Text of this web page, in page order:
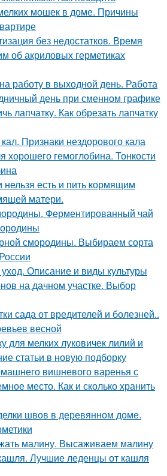
мошек в доме. Причины
без недостатков. Время
об акриловых герметиках
работу в выходной день. Работа
день при сменном графике
лапчатку. Как обрезать лапчатку
Признаки нездорового кала
хорошего гемоглобина. Тонкости
нельзя есть и пить кормящим
матери.
Ферментированный чай
смородины. Выбираем сорта
Описание и виды культуры
на дачном участке. Выбор
сада от вредителей и болезней..
весной
для мелких луковичек лилий и
статьи в новую подборку
вишневого варенья с
место. Как и сколько хранить
швов в деревянном доме.
малину. Высаживаем малину
Лучшие леденцы от кашля